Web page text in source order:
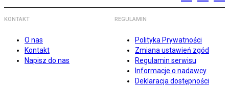
KONTAKT
O nas
Kontakt
Napisz do nas
REGULAMIN
Polityka Prywatności
Zmiana ustawień zgód
Regulamin serwisu
Informacje o nadawcy
Deklaracja dostępności